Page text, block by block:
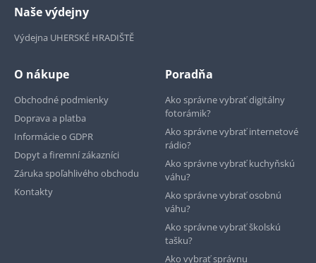
Naše výdejny
Výdejna UHERSKÉ HRADIŠTĚ
O nákupe
Obchodné podmienky
Doprava a platba
Informácie o GDPR
Dopyt a firemní zákazníci
Záruka spoľahlivého obchodu
Kontakty
Poradňa
Ako správne vybrať digitálny
fotorámik?
Ako správne vybrať internetové
rádio?
Ako správne vybrať kuchyňskú
váhu?
Ako správne vybrať osobnú
váhu?
Ako správne vybrať školskú
tašku?
Ako vybrať správnu